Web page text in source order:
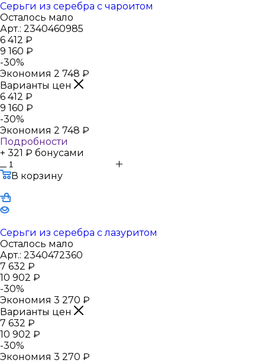
Серьги из серебра с чароитом
Осталось мало
Арт.: 2340460985
6 412 ₽
9 160 ₽
-30%
Экономия 2 748 ₽
Варианты цен
6 412 ₽
9 160 ₽
-30%
Экономия 2 748 ₽
Подробности
+ 321 ₽ бонусами
В корзину
Серьги из серебра с лазуритом
Осталось мало
Арт.: 2340472360
7 632 ₽
10 902 ₽
-30%
Экономия 3 270 ₽
Варианты цен
7 632 ₽
10 902 ₽
-30%
Экономия 3 270 ₽